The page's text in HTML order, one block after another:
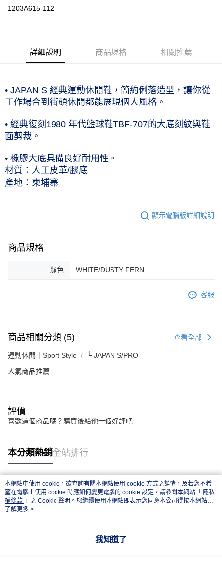
每筆NT$120，滿NT$1,500(含以上)免運費
1203A615-112
詳細說明 商品規格 相關推薦
• JAPAN S 經典運動休閒鞋，簡約俐落造型，讓你從
工作場合到街頭休閒都能展現個人風格。
• 經典復刻1980 年代籃球鞋TBF-707的大底刻紋與鞋
面剪裁。
• 橡膠大底具備良好耐用性。
材質：人工皮革/膠底
產地：柬埔寨
顯示電腦版詳細說明
商品規格
顏色 WHITE/DUSTY FERN
客服
商品相關分類 (5) 查看全部
運動休閒｜Sport Style └ JAPAN S/PRO
人氣商品推薦
評價
喜歡這個商品嗎？購買後給他一個好評吧
本分類熱銷全站排行
熱門標籤
本網站中使用 cookie，欲查詢有關本網站使用 cookie 方式之詳情，及若您不希
望在電腦上使用 cookie 時應如何變更電腦的 cookie 設定，請參閱本網站「 隱私
權條款 」之 Cookie 聲明。您繼續使用本網站即表示您同意本公司得按本網站使
用條款之 Cookie 聲明使用 cookie。
了解更多 >
我知道了